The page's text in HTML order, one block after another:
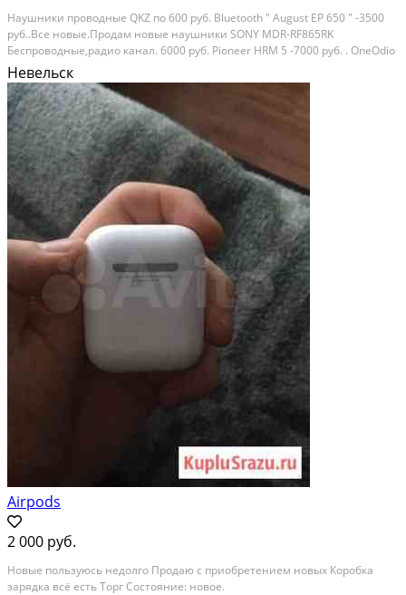
Наушники проводные QKZ по 600 руб. Bluetooth " August EP 650 " -3500
руб..Все новые.Продам новые наушники SONY MDR-RF865RK
Беспроводные,радио канал. 6000 руб. Pioneer HRM 5 -7000 руб. . OneOdio
- 3000 руб. Состояние: новое.
Невельск
Airpods
2 000 руб.
Новые пользуюсь недолго Продаю с приобретением новых Коробка
зарядка всё есть Торг Состояние: новое.